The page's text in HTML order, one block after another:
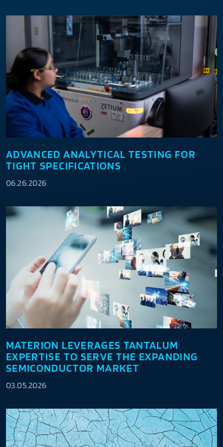
ADVANCED ANALYTICAL TESTING FOR
TIGHT SPECIFICATIONS
06.26.2026
MATERION LEVERAGES TANTALUM
EXPERTISE TO SERVE THE EXPANDING
SEMICONDUCTOR MARKET
03.05.2026